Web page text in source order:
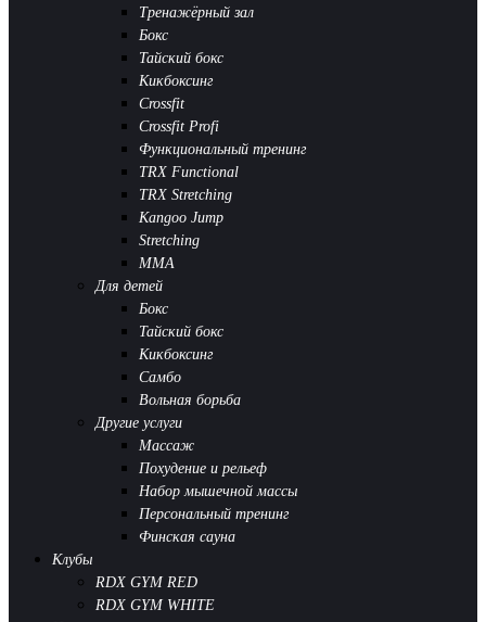
Тренажёрный зал
Бокс
Тайский бокс
Кикбоксинг
Crossfit
Crossfit Profi
Функциональный тренинг
TRX Functional
TRX Stretching
Kangoo Jump
Stretching
MMA
Для детей
Бокс
Тайский бокс
Кикбоксинг
Самбо
Вольная борьба
Другие услуги
Массаж
Похудение и рельеф
Набор мышечной массы
Персональный тренинг
Финская сауна
Клубы
RDX GYM RED
RDX GYM WHITE